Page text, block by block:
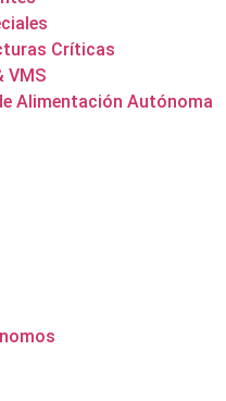
Críticas
VMS
Alimentación Autónoma